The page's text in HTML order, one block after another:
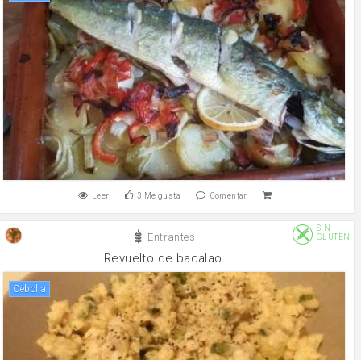
Leer 3 Me gusta Comentar
Entrantes
SIN
GLUTEN
Revuelto de bacalao
cebolla